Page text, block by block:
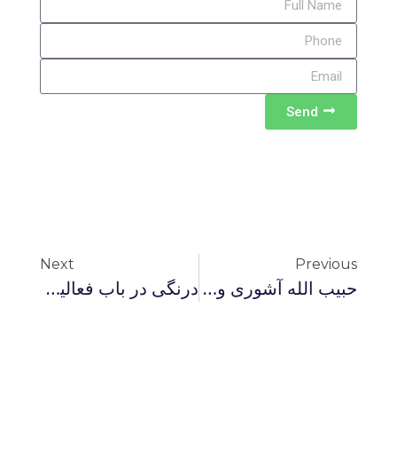
Send
Previous
حبیب الله آشوری و «جنگ عمامه»
Next
درنگی در باب فعالیت سیاسی عایشه همسر پیامبر